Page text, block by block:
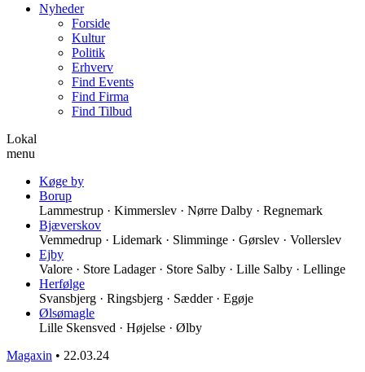
Nyheder
Forside
Kultur
Politik
Erhverv
Find Events
Find Firma
Find Tilbud
Lokal
menu
Køge by
Borup
Lammestrup · Kimmerslev · Nørre Dalby · Regnemark
Bjæverskov
Vemmedrup · Lidemark · Slimminge · Gørslev · Vollerslev
Ejby
Valore · Store Ladager · Store Salby · Lille Salby · Lellinge
Herfølge
Svansbjerg · Ringsbjerg · Sædder · Egøje
Ølsømagle
Lille Skensved · Højelse · Ølby
Magaxin • 22.03.24